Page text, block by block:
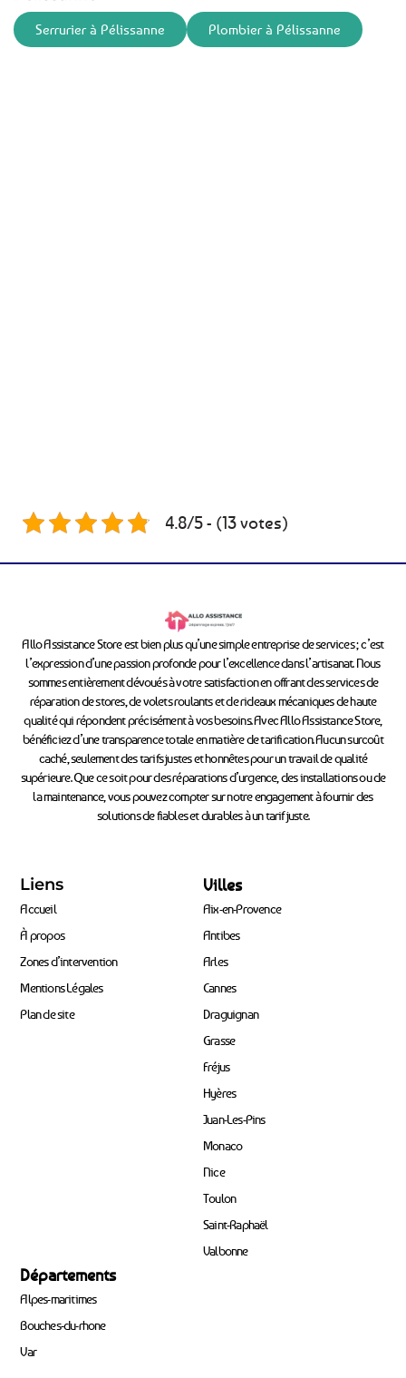
Serrurier à Pélissanne Plombier à Pélissanne
4.8/5 - (13 votes)
Allo Assistance Store est bien plus qu’une simple entreprise de services ; c’est
l’expression d’une passion profonde pour l’excellence dans l’artisanat. Nous
sommes entièrement dévoués à votre satisfaction en offrant des services de
réparation de stores, de volets roulants et de rideaux mécaniques de haute
qualité qui répondent précisément à vos besoins. Avec Allo Assistance Store,
bénéficiez d’une transparence totale en matière de tarification. Aucun surcoût
caché, seulement des tarifs justes et honnêtes pour un travail de qualité
supérieure. Que ce soit pour des réparations d’urgence, des installations ou de
la maintenance, vous pouvez compter sur notre engagement à fournir des
solutions de fiables et durables à un tarif juste.
Liens
Accueil
À propos
Zones d’intervention
Mentions Légales
Plan de site
Villes
Aix-en-Provence
Antibes
Arles
Cannes
Draguignan
Grasse
Fréjus
Hyères
Juan-Les-Pins
Monaco
Nice
Toulon
Saint-Raphaël
Valbonne
Départements
Alpes-maritimes
Bouches-du-rhone
Var